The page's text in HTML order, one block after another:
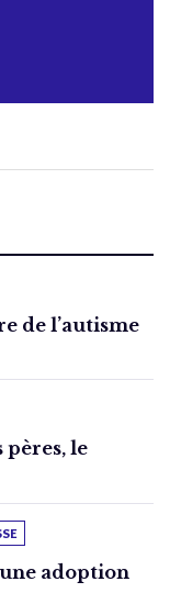
de l’autisme
pères, le
adoption